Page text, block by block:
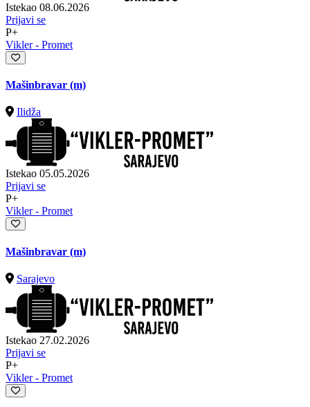
Istekao 08.06.2026
Prijavi se
P+
Vikler - Promet
Mašinbravar (m)
Ilidža
Istekao 05.05.2026
Prijavi se
P+
Vikler - Promet
Mašinbravar (m)
Sarajevo
Istekao 27.02.2026
Prijavi se
P+
Vikler - Promet